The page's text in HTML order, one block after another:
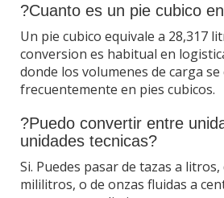
?Cuanto es un pie cubico
Un pie cubico equivale a 28,317
conversion es habitual en
donde los volumenes de carga
frecuentemente en pies cubicos.
?Puedo convertir entre
unidades tecnicas?
Si. Puedes pasar de tazas a litros,
mililitros, o de onzas fluidas a